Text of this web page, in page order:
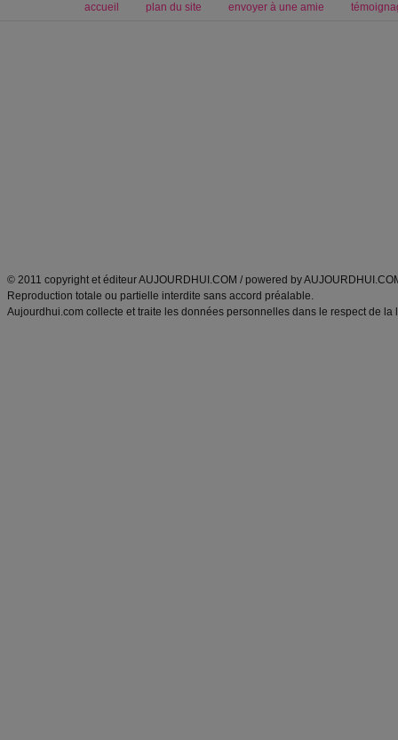
accueil plan du site envoyer à une amie
© 2011 copyright et éditeur AUJOURDHUI.COM / powered by
Reproduction totale ou partielle interdite sans accord préalable.
Aujourdhui.com collecte et traite les données personnelles dans le respect de